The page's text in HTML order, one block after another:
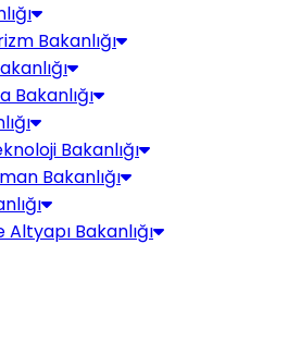
Bakanlığı
Bakanlığı
Bakanlığı
Bakanlığı
Bakanlığı